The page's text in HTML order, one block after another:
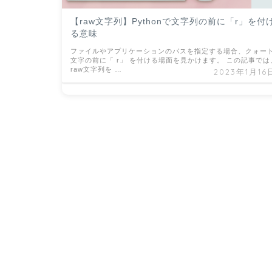
【raw文字列】Pythonで文字列の前に「r」を付
る意味
2023年1月16
ファイルやアプリケーションのパスを指定する場合、クォート
文字の前に「 r」 を付ける場面を見かけます。 この記事では
raw文字列を …